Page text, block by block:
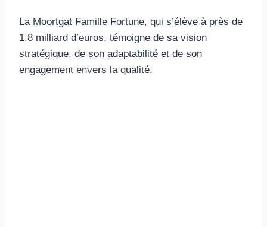
La Moortgat Famille Fortune, qui s’élève à près de
1,8 milliard d’euros, témoigne de sa vision
stratégique, de son adaptabilité et de son
engagement envers la qualité.